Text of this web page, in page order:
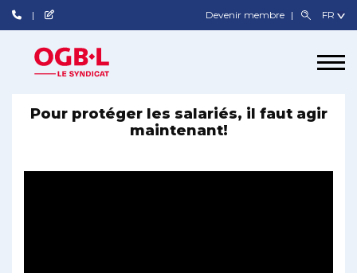
Devenir membre
Pour protéger les salariés, il faut agir
maintenant!